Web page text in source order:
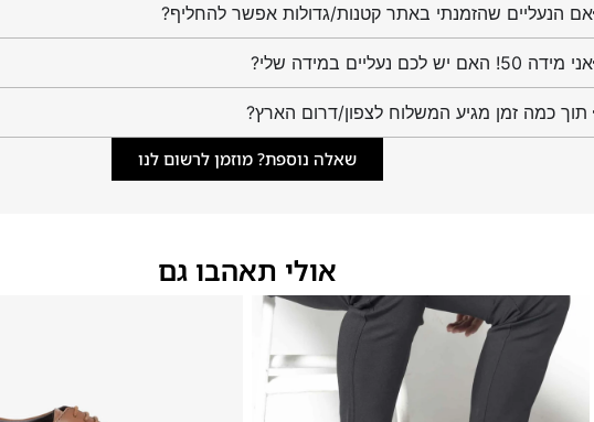
אם הנעליים שהזמנתי באתר קטנות/גדולות אפשר להחליף?
אני מידה 50! האם יש לכם נעליים במידה שלי?
תוך כמה זמן מגיע המשלוח לצפון/דרום הארץ?
שאלה נוספת? מוזמן לרשום לנו
אולי תאהבו גם